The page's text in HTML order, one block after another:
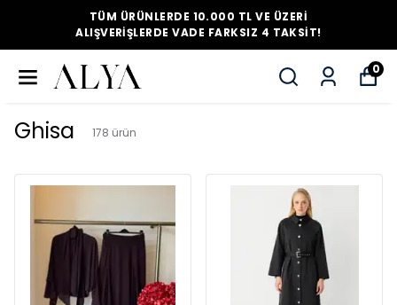
TÜM ÜRÜNLERDE 10.000 TL VE ÜZERI
ALIŞVERIŞLERDE VADE FARKSIZ 4 TAKSIT!
0
Ghisa 178 ürün